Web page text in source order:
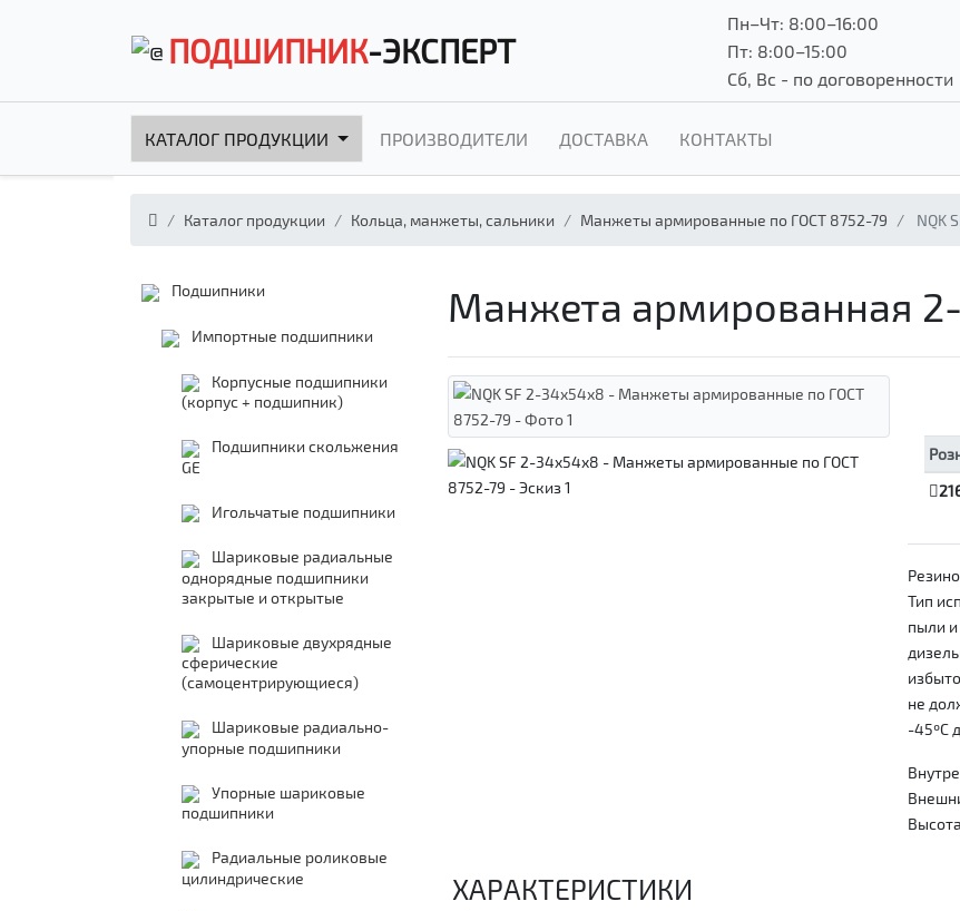
ПОДШИПНИК-ЭКСПЕРТ
Пн–Чт: 8:00–16:00
Пт: 8:00–15:00
Сб, Вс - по договоренности
КАТАЛОГ ПРОДУКЦИИ ПРОИЗВОДИТЕЛИ ДОСТАВКА КОНТАКТЫ
Каталог продукции Кольца, манжеты, сальники Манжеты армированные по ГОСТ 8752-79 NQK
Подшипники
Импортные подшипники
Корпусные подшипники
(корпус + подшипник)
Подшипники скольжения
GE
Игольчатые подшипники
Шариковые радиальные
однорядные подшипники
закрытые и открытые
Шариковые двухрядные
сферические
(самоцентрирующиеся)
Шариковые радиально-
упорные подшипники
Упорные шариковые
подшипники
Радиальные роликовые
цилиндрические
Манжета армированная
Тип
пыли
не
-45ºС
ХАРАКТЕРИСТИКИ